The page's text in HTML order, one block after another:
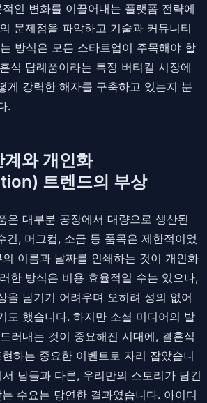
인 변화를 이끌어내는 플랫폼 전략에
문제점을 파악하고 기술과 커뮤니티
방식은 모든 스타트업이 주목해야 할
식 답례품이라는 특정 버티컬 시장에
게 강력한 해자를 구축하고 있는지 분
.
와 개인화
트렌드의 부상
은 대부분 공장에서 대량으로 생산된
건, 머그컵, 소금 등 품목은 제한적이었
이름과 날짜를 인쇄하는 것이 개인화
한 방식은 비용 효율적일 수는 있으나,
을 남기기 어려우며 오히려 성의 없어
도 했습니다. 하지만 소셜 미디어의 발
러내는 것이 중요해진 시대에, 결혼식
하는 중요한 이벤트로 자리 잡았습니
남들과 다른, 우리만의 스토리가 담긴
수요는 당연한 결과였습니다. 아이디